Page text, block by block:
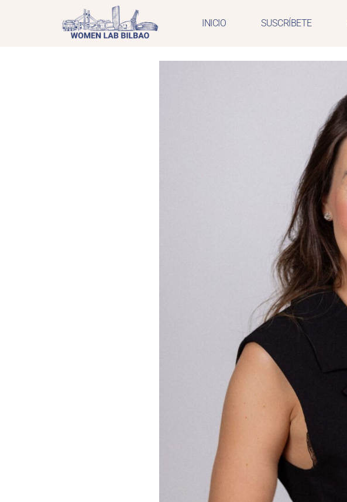
INICIO SUSCRÍBETE